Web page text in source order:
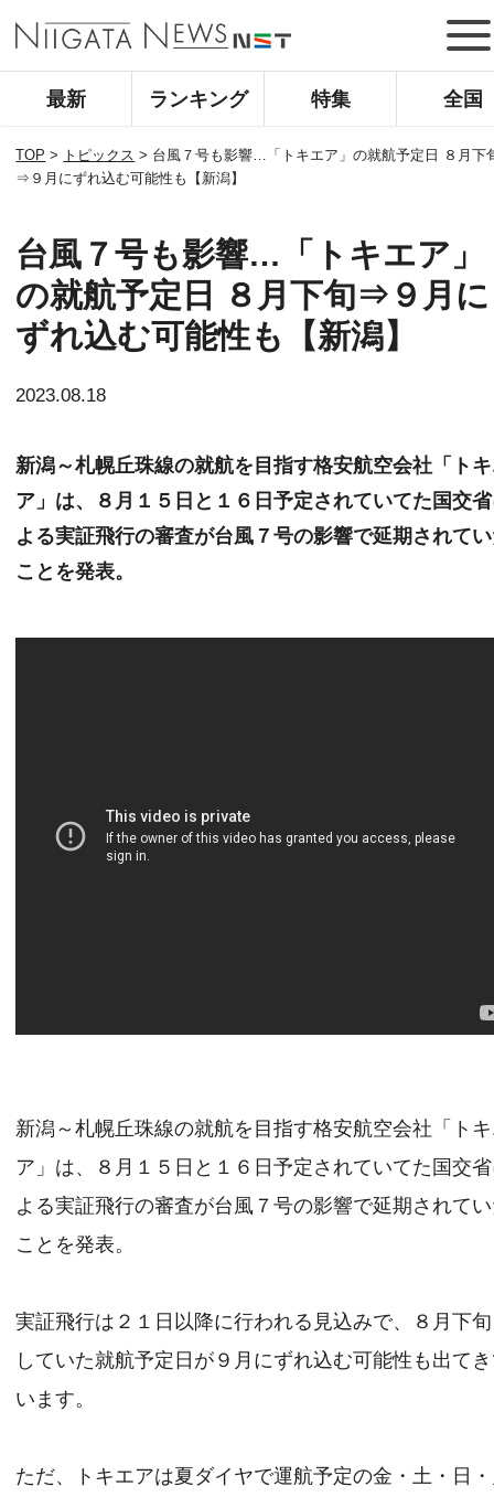
最新 ランキング 特集 全国
TOP > トピックス > 台風７号も影響…「トキエア」の就航予定日 ８月下
⇒９月にずれ込む可能性も【新潟】
台風７号も影響…「トキエア」
の就航予定日 ８月下旬⇒９月に
ずれ込む可能性も【新潟】
2023.08.18
新潟～札幌丘珠線の就航を目指す格安航空会社「ト
ア」は、８月１５日と１６日予定されていてた国交
よる実証飛行の審査が台風７号の影響で延期されて
ことを発表。
新潟～札幌丘珠線の就航を目指す格安航空会社「ト
ア」は、８月１５日と１６日予定されていてた国交
よる実証飛行の審査が台風７号の影響で延期されて
ことを発表。
実証飛行は２１日以降に行われる見込みで、８月下
していた就航予定日が９月にずれ込む可能性も出て
います。
ただ、トキエアは夏ダイヤで運航予定の金・土・日